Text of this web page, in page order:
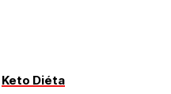
Keto Diéta